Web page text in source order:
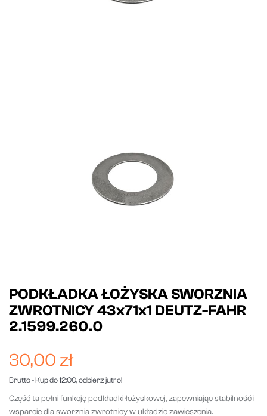
PODKŁADKA ŁOŻYSKA SWORZNIA
ZWROTNICY 43x71x1 DEUTZ-FAHR
2.1599.260.0
30,00 zł
Brutto- Kup do 12:00, odbierz jutro!
Część ta pełni funkcję podkładki łożyskowej, zapewniając stabilność i
wsparcie dla sworznia zwrotnicy w układzie zawieszenia.